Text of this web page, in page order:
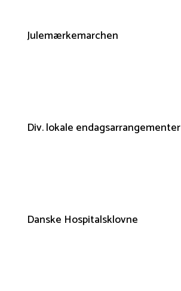
Julemærkemarchen
Div. lokale endagsarrangementer
Danske Hospitalsklovne